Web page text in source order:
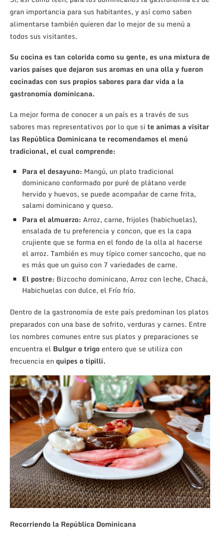
gran importancia para sus habitantes, y así como saben
alimentarse también quieren dar lo mejor de su menú a
todos sus visitantes.
Su cocina es tan colorida como su gente, es una mixtura de
varios países que dejaron sus aromas en una olla y fueron
cocinadas con sus propios sabores para dar vida a la
gastronomía dominicana.
La mejor forma de conocer a un país es a través de sus
sabores mas representativos por lo que si te animas a visitar
las República Dominicana te recomendamos el menú
tradicional, el cual comprende:
Para el desayuno: Mangú, un plato tradicional
dominicano conformado por puré de plátano verde
hervido y huevos, se puede acompañar de carne frita,
salami dominicano y queso.
Para el almuerzo: Arroz, carne, frijoles (habichuelas),
ensalada de tu preferencia y concon, que es la capa
crujiente que se forma en el fondo de la olla al hacerse
el arroz. También es muy típico comer sancocho, que no
es más que un guiso con 7 variedades de carne.
El postre: Bizcocho dominicano, Arroz con leche, Chacá,
Habichuelas con dulce, el Frío frío.
Dentro de la gastronomía de este país predominan los platos
preparados con una base de sofrito, verduras y carnes. Entre
los nombres comunes entre sus platos y preparaciones se
encuentra el Bulgur o trigo entero que se utiliza con
frecuencia enquipes o tipilli.
Recorriendo la República Dominicana